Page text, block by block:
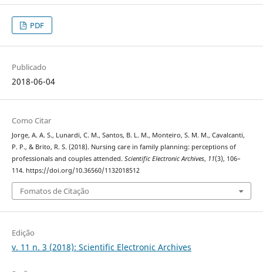
PDF
Publicado
2018-06-04
Como Citar
Jorge, A. A. S., Lunardi, C. M., Santos, B. L. M., Monteiro, S. M. M., Cavalcanti,
P. P., & Brito, R. S. (2018). Nursing care in family planning: perceptions of
professionals and couples attended. Scientific Electronic Archives, 11(3), 106–
114. https://doi.org/10.36560/1132018512
Fomatos de Citação
Edição
v. 11 n. 3 (2018): Scientific Electronic Archives